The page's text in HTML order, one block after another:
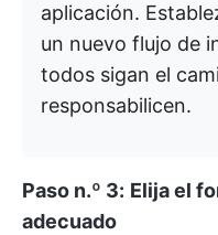
aplicación.
un nuevo flujo de
todos sigan el
responsabilicen.
Paso n.º 3: Elija el
adecuado